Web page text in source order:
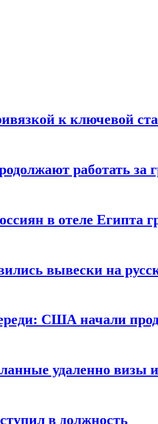
к ключевой
работать за
в отеле Египта
вывески на
США начали
удаленно визы
в должность